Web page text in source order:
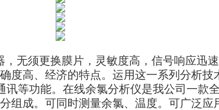
无须更换膜片，灵敏度高，信号响应迅
度高、经济的特点。运用这一系列分析技
等功能。在线余氯分析仪是我公司一款
组成。可同时测量余氯、温度。可广泛应